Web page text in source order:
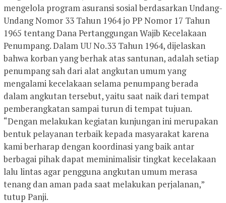
mengelola program asuransi sosial berdasarkan Undang-
Undang Nomor 33 Tahun 1964 jo PP Nomor 17 Tahun
1965 tentang Dana Pertanggungan Wajib Kecelakaan
Penumpang. Dalam UU No.33 Tahun 1964, dijelaskan
bahwa korban yang berhak atas santunan, adalah setiap
penumpang sah dari alat angkutan umum yang
mengalami kecelakaan selama penumpang berada
dalam angkutan tersebut, yaitu saat naik dari tempat
pemberangkatan sampai turun di tempat tujuan.
“Dengan melakukan kegiatan kunjungan ini merupakan
bentuk pelayanan terbaik kepada masyarakat karena
kami berharap dengan koordinasi yang baik antar
berbagai pihak dapat meminimalisir tingkat kecelakaan
lalu lintas agar pengguna angkutan umum merasa
tenang dan aman pada saat melakukan perjalanan,”
tutup Panji.